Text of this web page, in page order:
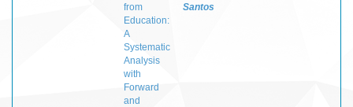
from
Education:
A
Systematic
Analysis
with
Forward
and
Santos